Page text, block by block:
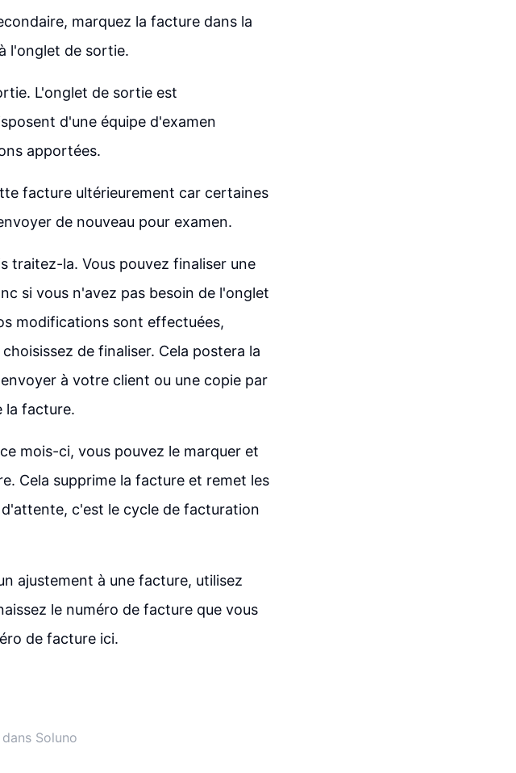
marquez la facture dans la
l'onglet de sortie.
L'onglet de sortie est
d'une équipe d'examen
apportées.
facture ultérieurement car certaines
de nouveau pour examen.
traitez-la. Vous pouvez finaliser une
si vous n'avez pas besoin de l'onglet
modifications sont effectuées,
de finaliser. Cela postera la
à votre client ou une copie par
la facture.
mois-ci, vous pouvez le marquer et
Cela supprime la facture et remet les
c'est le cycle de facturation
ajustement à une facture, utilisez
le numéro de facture que vous
de facture ici.
Soluno